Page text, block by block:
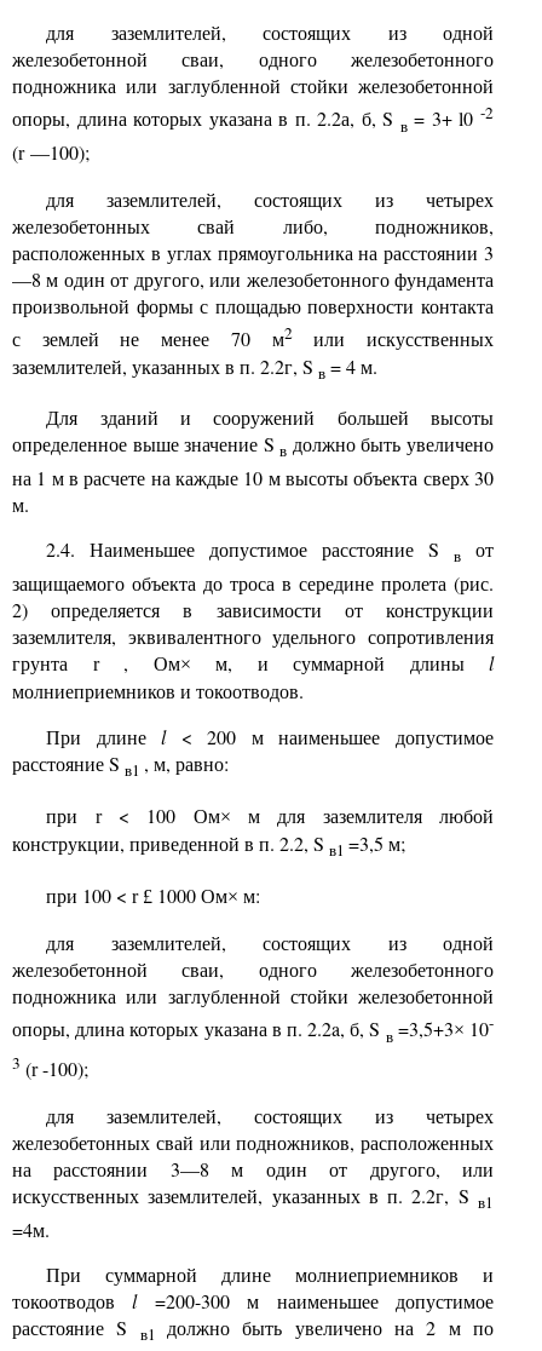
для заземлителей, состоящих из одной
железобетонной сваи, одного железобетонного
подножника или заглубленной стойки железобетонной
опоры, длина которых указана в п. 2.2а, б, S в = 3+l0 -2
(r—100);
для заземлителей, состоящих из четырех
железобетонных свай либо, подножников,
расположенных в углах прямоугольника на расстоянии 3
—8 м один от другого, или железобетонного фундамента
произвольной формы с площадью поверхности контакта
с землей не менее 70 м2или искусственных
заземлителей, указанных в п. 2.2г, S в = 4 м.
Для зданий и сооружений большей высоты
определенное выше значение S в должно быть увеличено
на 1 м в расчете на каждые 10 м высоты объекта сверх 30
м.
2.4. Наименьшее допустимое расстояние S в от
защищаемого объекта до троса в середине пролета (рис.
2) определяется в зависимости от конструкции
заземлителя, эквивалентного удельного сопротивления
грунта
r, Ом× м, и суммарной длины l
молниеприемников и токоотводов.
При длинеl< 200 м наименьшее допустимое
расстояниеS в1 , м, равно:
при r< 100 Ом×
м для заземлителя любой
конструкции, приведенной в п. 2.2, S в1 =3,5 м;
при 100 <r £ 1000 Ом× м:
для заземлителей, состоящих из одной
железобетонной сваи, одного железобетонного
подножника или заглубленной стойки железобетонной
опоры, длина которых указана в п. 2.2a, б, S в =3,5+3× 10-
3 (r-100);
для заземлителей, состоящих из четырех
железобетонных свай или подножников, расположенных
на расстоянии 3—8 м один от другого, или
искусственных заземлителей, указанных в п. 2.2г, S в1
=4м.
При суммарной длине молниеприемников и
токоотводовl
=200-300 м наименьшее допустимое
расстояние S в1
должно быть увеличено на 2 м по